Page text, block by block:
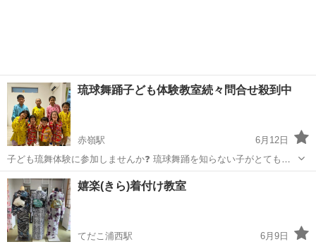
琉球舞踊子ども体験教室続々問合せ殺到中
赤嶺駅
6月12日
子ども琉舞体験に参加しませんか❓ 琉球舞踊を知らない子がとても増
えてるな。と感じた事がキッカケで思いつきました☺️沖縄の大切な伝
統芸能の一つなので、ほんの少しでも携る経験をして欲しいと考えて
ます。 ・2ヶ月間（計8回）...
沖縄 糸満市 赤嶺駅 その他 琉球舞踊
嬉楽(きら)着付け教室
てだこ浦西駅
6月9日